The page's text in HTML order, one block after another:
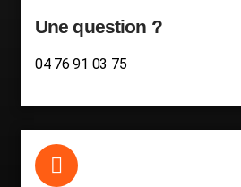
Une question ?
04 76 91 03 75